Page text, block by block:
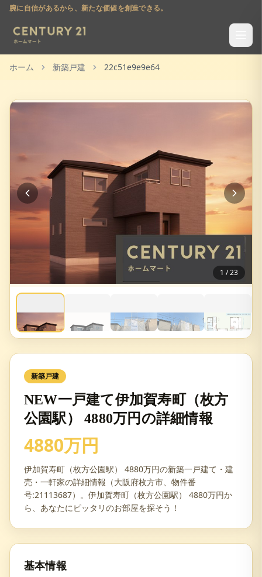
腕に自信があるから、新たな価値を創造できる。
ホーム 新築戸建 22c51e9e9e64
1 /23
新築戸建
NEW一戸建て伊加賀寿町（枚方
公園駅） 4880万円の詳細情報
4880万円
伊加賀寿町（枚方公園駅） 4880万円の新築一戸建て・建
売・一軒家の詳細情報（大阪府枚方市、物件番
号:21113687）。伊加賀寿町（枚方公園駅） 4880万円か
ら、あなたにピッタリのお部屋を探そう！
基本情報